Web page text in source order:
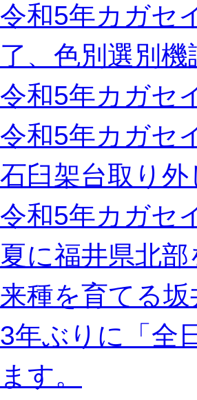
令和5年カガセ
了、色別選別機
令和5年カガセ
令和5年カガセ
石臼架台取り外
令和5年カガセ
夏に福井県北
来種を育てる
3年ぶりに「全
ます。